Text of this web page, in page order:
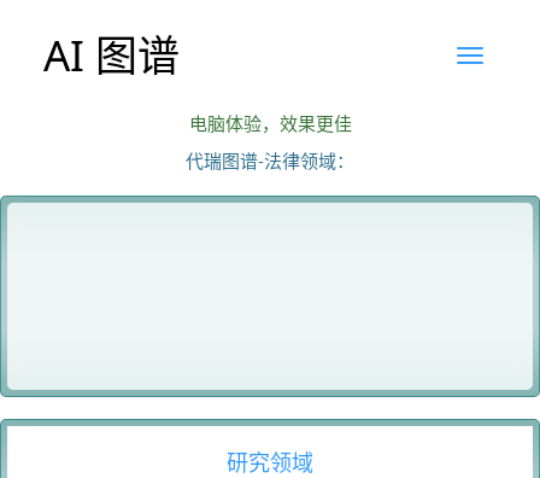
AI 图谱
电脑体验，效果更佳
代瑞图谱-法律领域：
研究领域